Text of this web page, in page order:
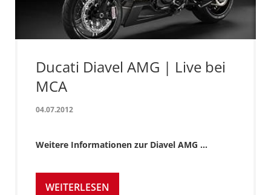
Ducati Diavel AMG | Live bei
MCA
04.07.2012
Weitere Informationen zur Diavel AMG ...
WEITERLESEN